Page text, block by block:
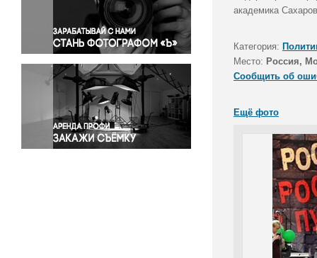
Правосудие
Происшествия и конфликты
Религия
Светская жизнь
Спорт
Экология
Экономика и бизнес
академика
Категория:
Место: Россия,
Сообщить об
Ещё фото